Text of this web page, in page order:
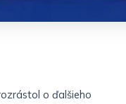
o ďalšieho